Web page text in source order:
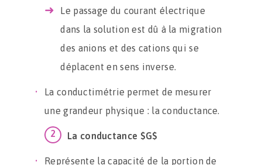
Le passage du courant électrique
dans la solution est dû à la migration
des anions et des cations qui se
déplacent en sens inverse.
La conductimétrie permet de mesurer
une grandeur physique : la conductance.
La conductance $G$
Représente la capacité de la portion de